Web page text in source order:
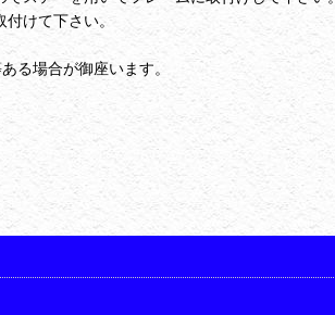
けて下さい。
る場合が御座います。